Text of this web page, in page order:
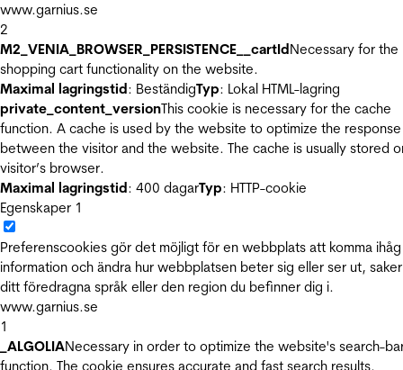
www.garnius.se
2
M2_VENIA_BROWSER_PERSISTENCE__cartIdNecessary for the
shopping cart functionality on the website.
Maximal lagringstid: BeständigTyp: Lokal HTML-lagring
private_content_versionThis cookie is necessary for the cache
function. A cache is used by the website to optimize the
between the visitor and the website. The cache is usually stored
visitor’s browser.
Maximal lagringstid: 400 dagarTyp: HTTP-cookie
Egenskaper 1
Preferenscookies gör det möjligt för en webbplats att komma ihåg
information och ändra hur webbplatsen beter sig eller ser ut,
ditt föredragna språk eller den region du befinner dig i.
www.garnius.se
1
_ALGOLIANecessary in order to optimize the website's search-
function. The cookie ensures accurate and fast search results.